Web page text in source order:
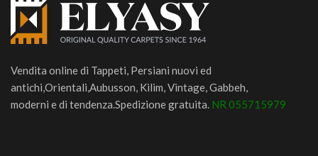
Vendita online di Tappeti, Persiani nuovi ed
antichi,Orientali,Aubusson, Kilim, Vintage, Gabbeh,
moderni e di tendenza.Spedizione gratuita. NR 055715979